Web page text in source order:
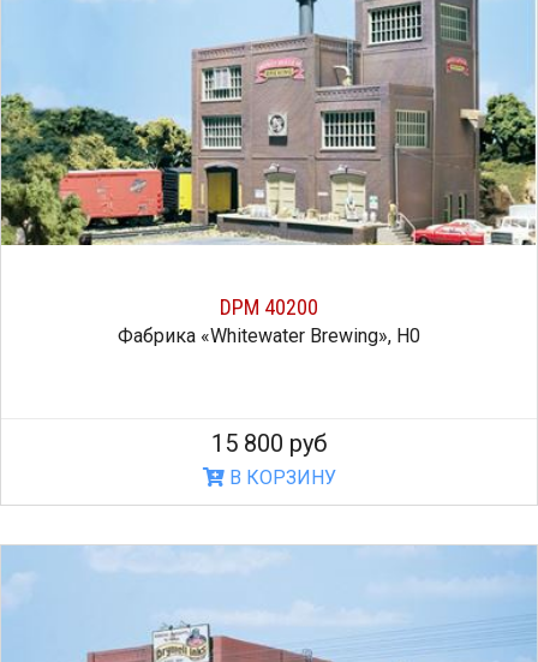
DPM 40200
Фабрика «Whitewater Brewing», H0
15 800 руб
В КОРЗИНУ